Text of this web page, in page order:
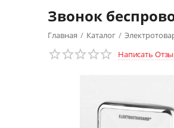
Звонок
Главная / Каталог /
Написать